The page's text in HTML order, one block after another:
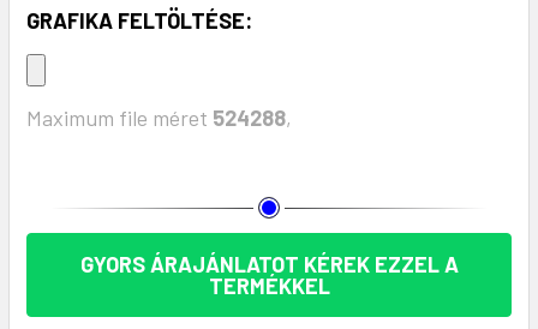
GRAFIKA FELTÖLTÉSE:
Maximum file méret 524288,
GYORS ÁRAJÁNLATOT KÉREK EZZEL A
TERMÉKKEL